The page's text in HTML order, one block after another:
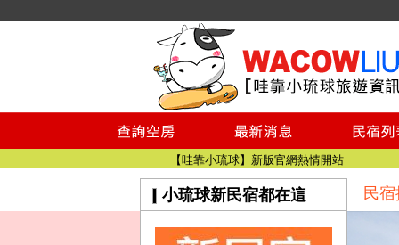
小琉球民宿空房
小琉球民宿
小琉球民宿推薦
【小琉球民宿特約】東港停車場!!看這邊
小琉球民宿 最完整的旅遊資訊都在這
【哇靠小琉球】新版官網熱情開站
【哇靠小琉球粉絲團】即時動態!!
小琉球民宿空房
小琉球新民宿都在這 民